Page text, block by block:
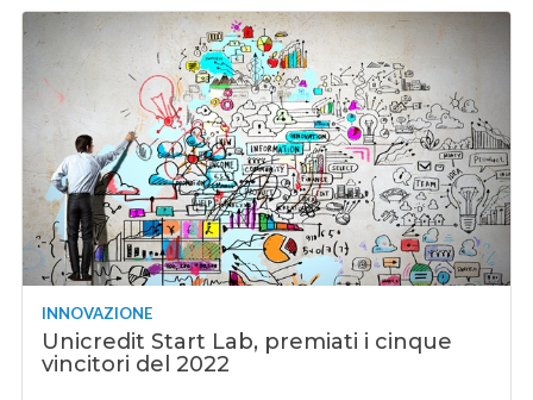
INNOVAZIONE
Unicredit Start Lab, premiati i cinque
vincitori del 2022